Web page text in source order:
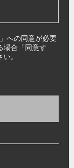
」への同意が必要
場合「同意す
。